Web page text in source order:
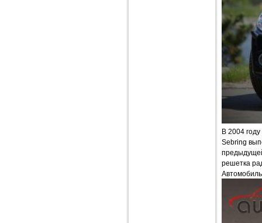
В 2004
Sebring
решетка